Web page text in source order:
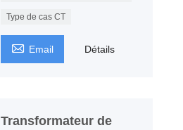
Type de cas CT
 Email Détails
Transformateur de